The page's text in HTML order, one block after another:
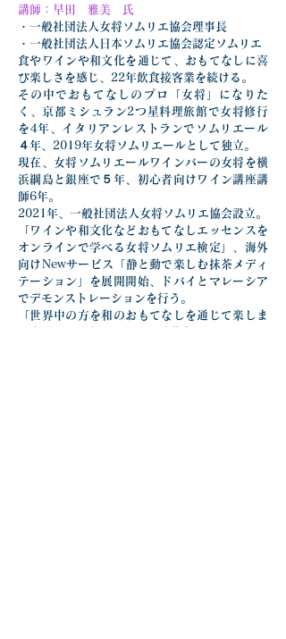
講師：早田　雅美　氏
・一般社団法人女将ソムリエ協会理事長
・一般社団法人日本ソムリエ協会認定ソムリエ
食やワインや和文化を通じて、おもてなしに喜
び楽しさを感じ、22年飲食接客業を続ける。
その中でおもてなしのプロ「女将」になりた
く、京都ミシュラン2つ星料理旅館で女将修行
を4年、イタリアンレストランでソムリエール
４年、2019年女将ソムリエールとして独立。
現在、女将ソムリエールワインバーの女将を横
浜綱島と銀座で５年、初心者向けワイン講座講
師6年。
2021年、一般社団法人女将ソムリエ協会設立。
「ワインや和文化などおもてなしエッセンスを
オンラインで学べる女将ソムリエ検定」、海外
向けNewサービス「静と動で楽しむ抹茶メディ
テーション」を展開開始、ドバイとマレーシア
でデモンストレーションを行う。
「世界中の方を和のおもてなしを通じて楽しま